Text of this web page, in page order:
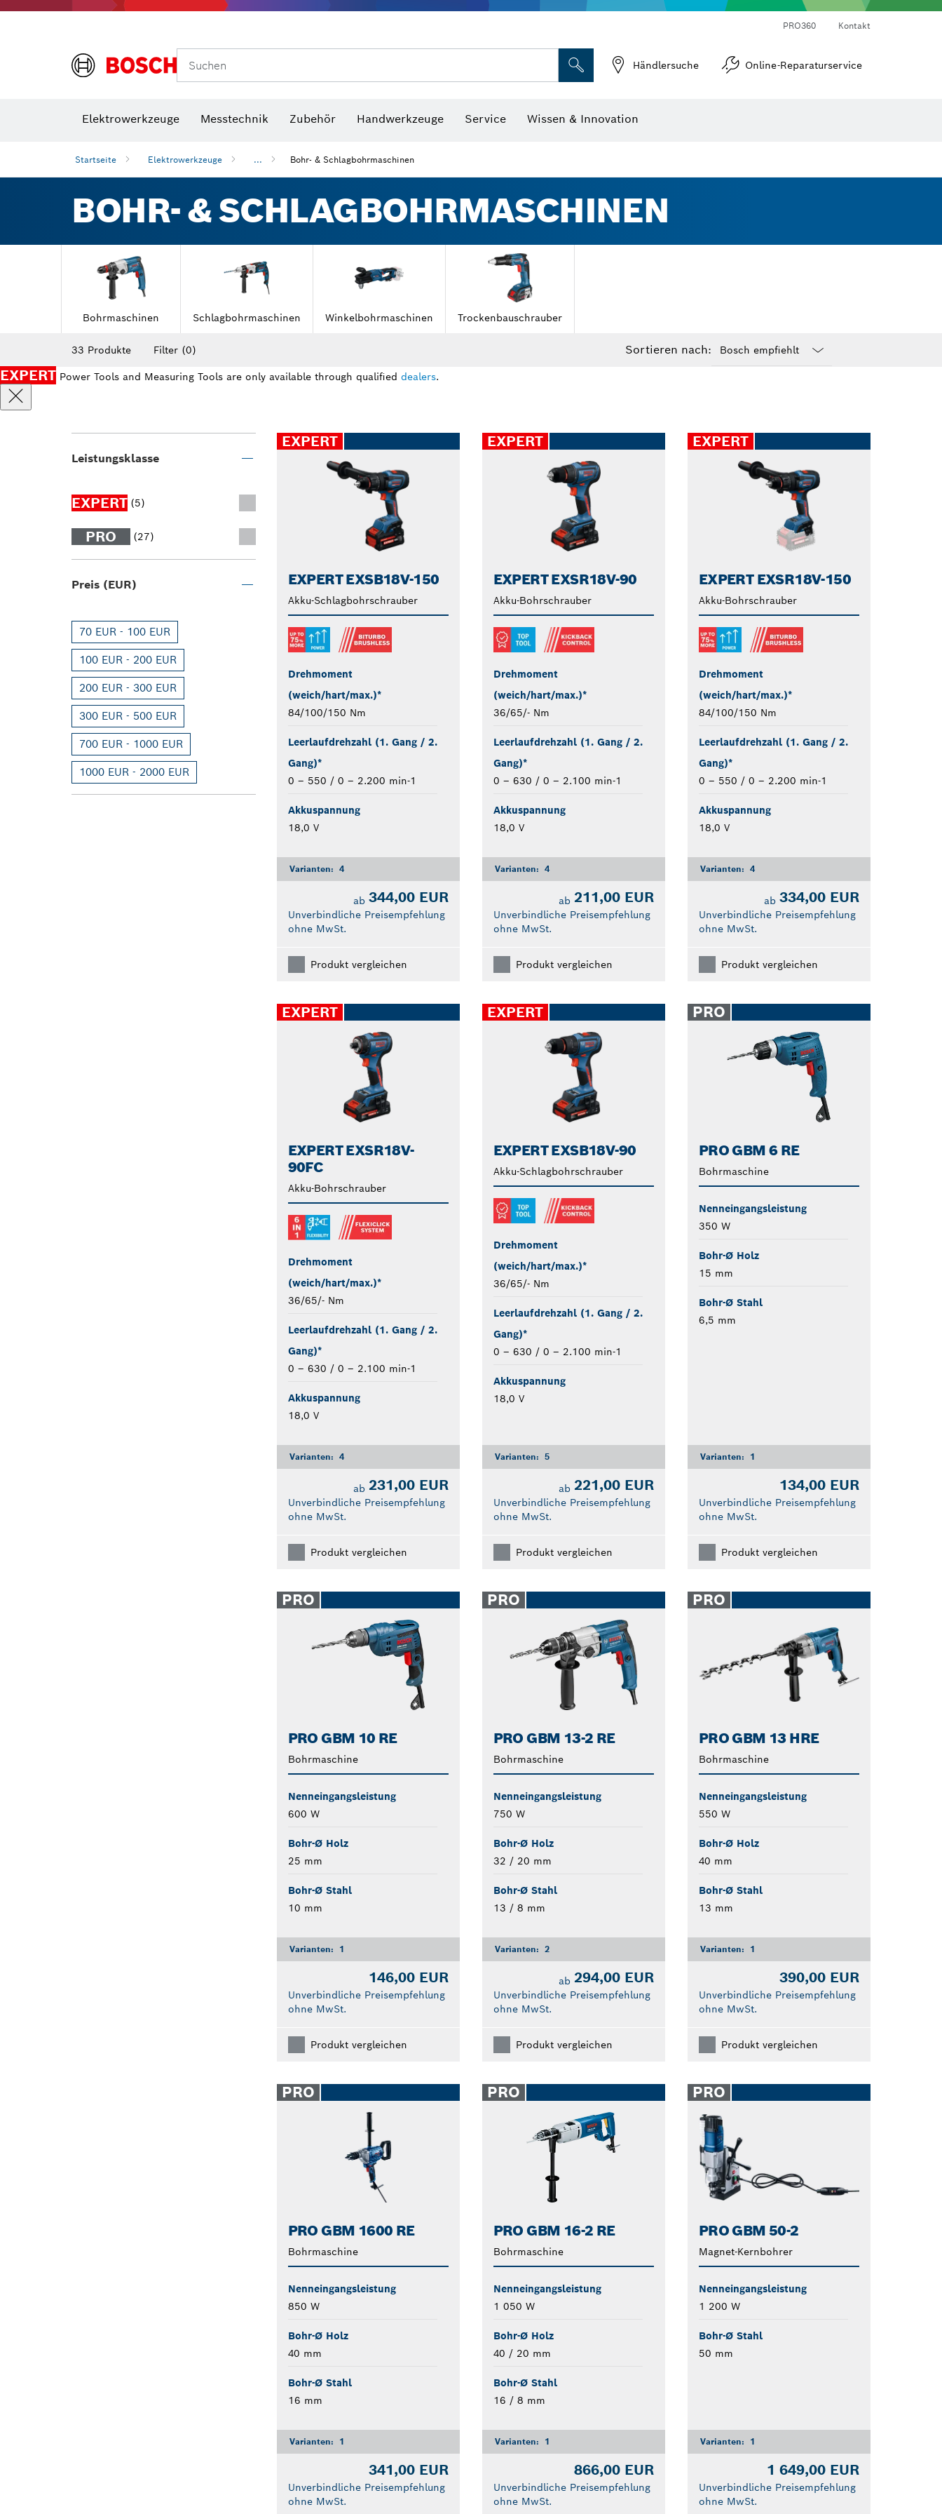
PRO360 Kontakt
Suchen Händlersuche Online-Reparaturservice
Elektrowerkzeuge Messtechnik Zubehör Handwerkzeuge Service Wissen & Innovation
Startseite Elektrowerkzeuge ... Bohr- & Schlagbohrmaschinen
BOHR- & SCHLAGBOHRMASCHINEN
Bohrmaschinen Schlagbohrmaschinen Winkelbohrmaschinen Trockenbauschrauber
33 Produkte Filter (0) Sortieren nach:
EXPERT Power Tools and Measuring Tools are only available through qualified dealers.
Leistungsklasse
EXPERT (5)
PRO (27)
Preis (EUR)
70 EUR - 100 EUR
100 EUR - 200 EUR
200 EUR - 300 EUR
300 EUR - 500 EUR
700 EUR - 1000 EUR
1000 EUR - 2000 EUR
EXPERT
EXPERT EXSB18V-150
Akku-Schlagbohrschrauber
Drehmoment
(weich/hart/max.)*
84/100/150 Nm
Leerlaufdrehzahl (1. Gang / 2.
Gang)*
0 – 550 / 0 – 2.200 min-1
Akkuspannung
18,0 V
Varianten: 4
ab 344,00 EUR
Unverbindliche Preisempfehlung
ohne MwSt.
Produkt vergleichen
EXPERT
EXPERT EXSR18V-90
Akku-Bohrschrauber
Drehmoment
(weich/hart/max.)*
36/65/- Nm
Leerlaufdrehzahl (1. Gang / 2.
Gang)*
0 – 630 / 0 – 2.100 min-1
Akkuspannung
18,0 V
Varianten: 4
ab 211,00 EUR
Unverbindliche Preisempfehlung
ohne MwSt.
Produkt vergleichen
EXPERT
EXPERT EXSR18V-150
Akku-Bohrschrauber
Drehmoment
(weich/hart/max.)*
84/100/150 Nm
Leerlaufdrehzahl (1. Gang / 2.
Gang)*
0 – 550 / 0 – 2.200 min-1
Akkuspannung
18,0 V
Varianten: 4
ab 334,00 EUR
Unverbindliche Preisempfehlung
ohne MwSt.
Produkt vergleichen
EXPERT
EXPERT EXSR18V-
90FC
Akku-Bohrschrauber
Drehmoment
(weich/hart/max.)*
36/65/- Nm
Leerlaufdrehzahl (1. Gang / 2.
Gang)*
0 – 630 / 0 – 2.100 min-1
Akkuspannung
18,0 V
Varianten: 4
ab 231,00 EUR
Unverbindliche Preisempfehlung
ohne MwSt.
Produkt vergleichen
EXPERT
EXPERT EXSB18V-90
Akku-Schlagbohrschrauber
Drehmoment
(weich/hart/max.)*
36/65/- Nm
Leerlaufdrehzahl (1. Gang / 2.
Gang)*
0 – 630 / 0 – 2.100 min-1
Akkuspannung
18,0 V
Varianten: 5
ab 221,00 EUR
Unverbindliche Preisempfehlung
ohne MwSt.
Produkt vergleichen
PRO
PRO GBM 6 RE
Bohrmaschine
Nenneingangsleistung
350 W
Bohr-Ø Holz
15 mm
Bohr-Ø Stahl
6,5 mm
Varianten: 1
134,00 EUR
Unverbindliche Preisempfehlung
ohne MwSt.
Produkt vergleichen
PRO
PRO GBM 10 RE
Bohrmaschine
Nenneingangsleistung
600 W
Bohr-Ø Holz
25 mm
Bohr-Ø Stahl
10 mm
Varianten: 1
146,00 EUR
Unverbindliche Preisempfehlung
ohne MwSt.
Produkt vergleichen
PRO
PRO GBM 13-2 RE
Bohrmaschine
Nenneingangsleistung
750 W
Bohr-Ø Holz
32 / 20 mm
Bohr-Ø Stahl
13 / 8 mm
Varianten: 2
ab 294,00 EUR
Unverbindliche Preisempfehlung
ohne MwSt.
Produkt vergleichen
PRO
PRO GBM 13 HRE
Bohrmaschine
Nenneingangsleistung
550 W
Bohr-Ø Holz
40 mm
Bohr-Ø Stahl
13 mm
Varianten: 1
390,00 EUR
Unverbindliche Preisempfehlung
ohne MwSt.
Produkt vergleichen
PRO
PRO GBM 1600 RE
Bohrmaschine
Nenneingangsleistung
850 W
Bohr-Ø Holz
40 mm
Bohr-Ø Stahl
16 mm
Varianten: 1
341,00 EUR
Unverbindliche Preisempfehlung
ohne MwSt.
PRO
PRO GBM 16-2 RE
Bohrmaschine
Nenneingangsleistung
1 050 W
Bohr-Ø Holz
40 / 20 mm
Bohr-Ø Stahl
16 / 8 mm
Varianten: 1
866,00 EUR
Unverbindliche Preisempfehlung
ohne MwSt.
PRO
PRO GBM 50-2
Magnet-Kernbohrer
Nenneingangsleistung
1 200 W
Bohr-Ø Stahl
50 mm
Varianten: 1
1 649,00 EUR
Unverbindliche Preisempfehlung
ohne MwSt.